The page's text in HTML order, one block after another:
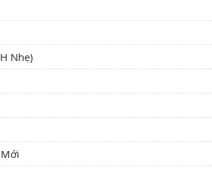
Nhẹ)